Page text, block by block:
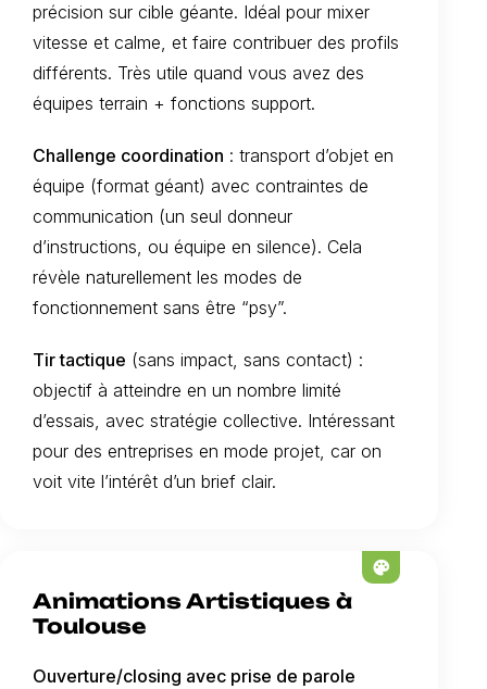
précision sur cible géante. Idéal pour mixer
vitesse et calme, et faire contribuer des profils
différents. Très utile quand vous avez des
équipes terrain + fonctions support.
Challenge coordination : transport d’objet en
équipe (format géant) avec contraintes de
communication (un seul donneur
d’instructions, ou équipe en silence). Cela
révèle naturellement les modes de
fonctionnement sans être “psy”.
Tir tactique (sans impact, sans contact) :
objectif à atteindre en un nombre limité
d’essais, avec stratégie collective. Intéressant
pour des entreprises en mode projet, car on
voit vite l’intérêt d’un brief clair.
Animations Artistiques à
Toulouse
Ouverture/closing avec prise de parole
palette